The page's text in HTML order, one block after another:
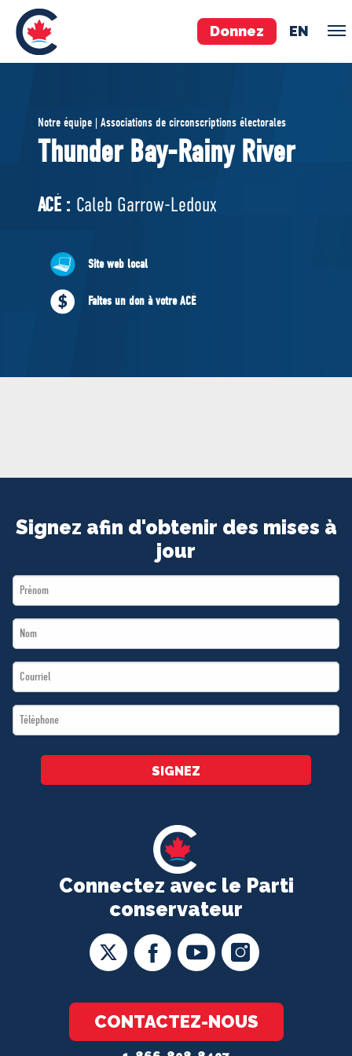
Donnez EN
ÉQUIPE
Pierre Poilievre
Vos députés conservateurs
Cabinet fantôme
Exécutif national
À PROPOS
Documents constitutifs
Notre équipe | Associations de circonscriptions électorales
Thunder Bay-Rainy River
ACÉ : Caleb Garrow-Ledoux
Site web local
Faites un don à votre ACÉ
Connectez avec le Parti
conservateur
CONTACTEZ-NOUS
Signez afin d'obtenir des mises à
jour
First
Name
Last
Name
Email
*
Téléphone
*
SIGNEZ